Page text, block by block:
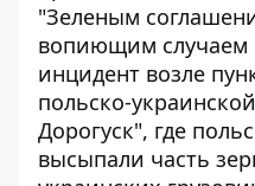
"Зеленым
вопиющим случаем
инцидент возле
польско-
Дорогуск", где
высыпали часть